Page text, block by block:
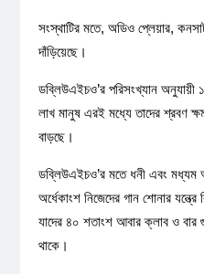
সংস্থাটির মতে, অডিও প্লেয়ার,
দাঁড়িয়েছে।
ডব্লিউএইচও’র পরিসংখ্যান
লাখ মানুষ এরই মধ্যে তাদের শ্রবণ
বাড়ছে।
ডব্লিউএইচও’র মতে ধনী এবং মধ্যম
অর্ধেকাংশ নিজেদের গান শোনার
যাদের ৪০ শতাংশ আবার ক্লাব ও
থাকে।